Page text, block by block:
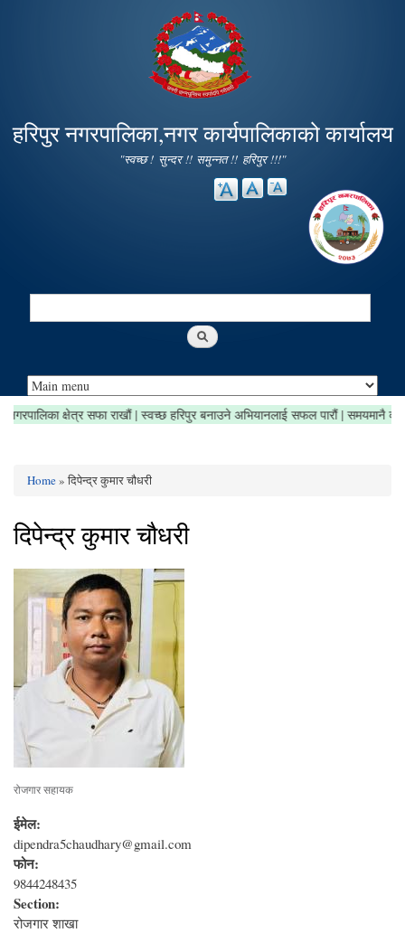
main
content
हरिपुर नगरपालिका,नगर कार्यपालिकाको कार्यालय
"स्वच्छ ! सुन्दर !! समुन्नत !! हरिपुर !!!"
Search
| नगरपालिका क्षेत्र सफा राखौं | स्वच्छ हरिपुर बनाउने अभियानलाई सफल पारौं | समयमानै
You are here
Home» दिपेन्द्र कुमार चौधरी
दिपेन्द्र कुमार चौधरी
रोजगार सहायक
ईमेल:
dipendra5chaudhary@gmail.com
फोन:
9844248435
Section:
रोजगार शाखा